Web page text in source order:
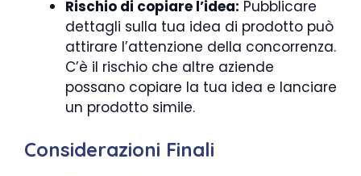
Rischio di copiare l’idea: Pubblicare
dettagli sulla tua idea di prodotto può
attirare l’attenzione della concorrenza.
C’è il rischio che altre aziende
possano copiare la tua idea e lanciare
un prodotto simile.
Considerazioni Finali